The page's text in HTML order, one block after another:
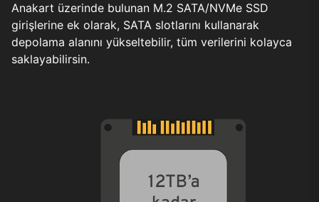
Anakart üzerinde bulunan M.2 SATA/NVMe SSD
girişlerine ek olarak, SATA slotlarını kullanarak
depolama alanını yükseltebilir, tüm verilerini kolayca
saklayabilirsin.